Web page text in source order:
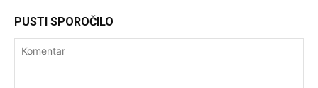
PUSTI SPOROČILO